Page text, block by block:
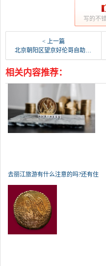
写的不
< 上一篇
北京朝阳区望京好伦哥自助餐多少钱一位？比格多少钱一位？谢谢？
相关内容推荐：
去丽江旅游有什么注意的吗?还有住